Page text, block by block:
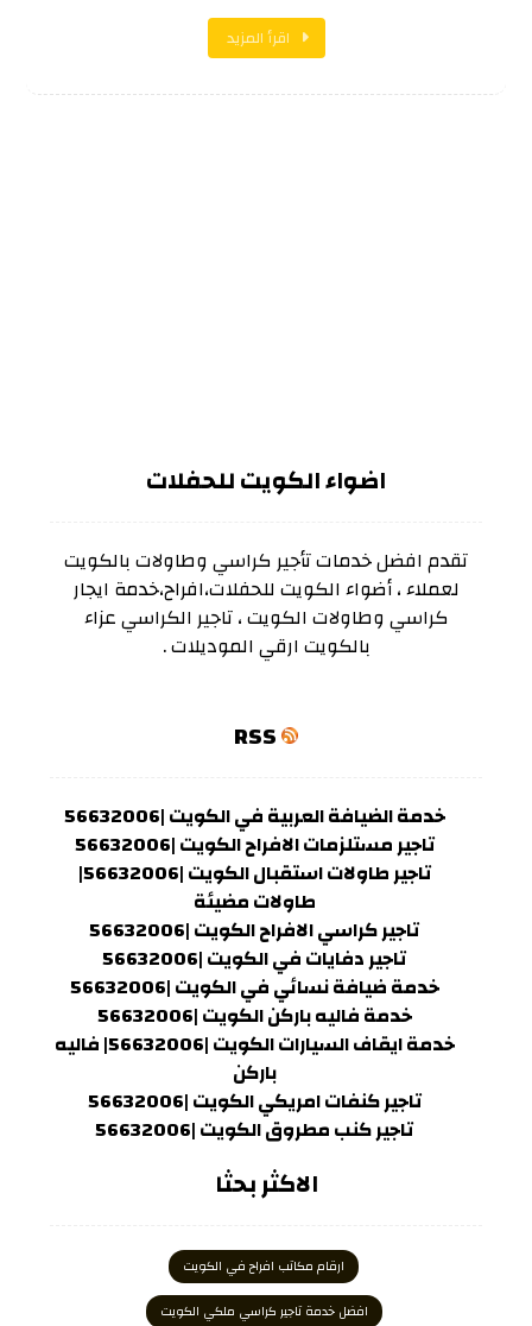
اقرأ المزيد
اضواء الكويت للحفلات
تقدم افضل خدمات تأجير كراسي وطاولات بالكويت
لعملاء ، أضواء الكويت للحفلات،افراح،خدمة ايجار
كراسي وطاولات الكويت ، تاجير الكراسي عزاء
بالكويت ارقي الموديلات .
RSS
خدمة الضيافة العربية في الكويت |56632006
تاجير مستلزمات الافراح الكويت |56632006
تاجير طاولات استقبال الكويت |56632006|
طاولات مضيئة
تاجير كراسي الافراح الكويت |56632006
تاجير دفايات في الكويت |56632006
خدمة ضيافة نسائي في الكويت |56632006
خدمة فاليه باركن الكويت |56632006
خدمة ايقاف السيارات الكويت |56632006| فاليه
باركن
تاجير كنفات امريكي الكويت |56632006
تاجير كنب مطروق الكويت |56632006
الاكثر بحثا
ارقام مكاتب افراح في الكويت
افضل خدمة تاجير كراسي ملكي الكويت